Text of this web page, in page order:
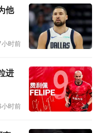
了全世界，而我们
是谈到青训方面，
的教材和训练体
人家现在最重要
的青训体系输出，
他
小时前
进
小时前